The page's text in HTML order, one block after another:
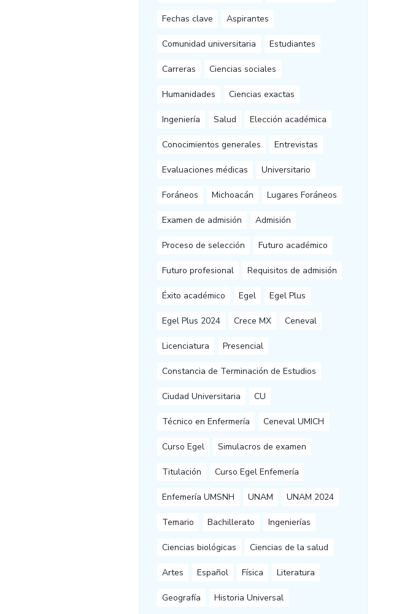
Fechas clave Aspirantes
Comunidad universitaria Estudiantes
Carreras Ciencias sociales
Humanidades Ciencias exactas
Ingeniería Salud Elección académica
Conocimientos generales Entrevistas
Evaluaciones médicas Universitario
Foráneos Michoacán Lugares Foráneos
Examen de admisión Admisión
Proceso de selección Futuro académico
Futuro profesional Requisitos de admisión
Éxito académico Egel Egel Plus
Egel Plus 2024 Crece MX Ceneval
Licenciatura Presencial
Constancia de Terminación de Estudios
Ciudad Universitaria CU
Técnico en Enfermería Ceneval UMICH
Curso Egel Simulacros de examen
Titulación Curso Egel Enfemería
Enfemería UMSNH UNAM UNAM 2024
Temario Bachillerato Ingenierías
Ciencias biológicas Ciencias de la salud
Artes Español Física Literatura
Geografía Historia Universal